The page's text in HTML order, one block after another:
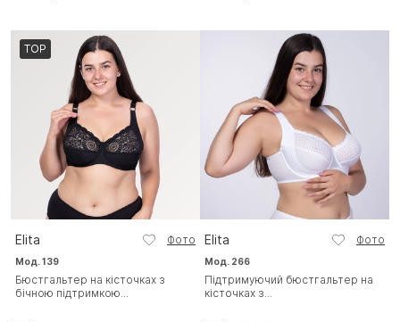
TOP
Elita Фото
Мод. 139
Бюстгальтер на кісточках з
бічною підтримкою...
Elita Фото
Мод. 266
Підтримуючий бюстгальтер на
кісточках з...